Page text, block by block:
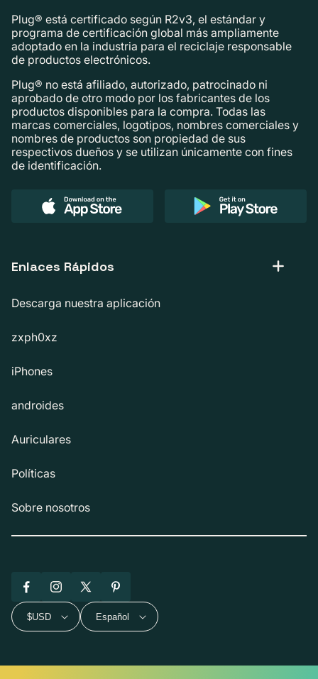
Plug® está certificado según R2v3, el estándar y
programa de certificación global más ampliamente
adoptado en la industria para el reciclaje responsable
de productos electrónicos.
Plug® no está afiliado, autorizado, patrocinado ni
aprobado de otro modo por los fabricantes de los
productos disponibles para la compra. Todas las
marcas comerciales, logotipos, nombres comerciales y
nombres de productos son propiedad de sus
respectivos dueños y se utilizan únicamente con fines
de identificación.
Enlaces Rápidos
Descarga nuestra aplicación
zxph0xz
iPhones
androides
Auriculares
Políticas
Sobre nosotros
FacebookInstagram
X
(Twitter)
Pinterest
$USD Español